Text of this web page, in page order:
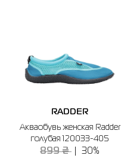
RADDER
Акваобувь женская Radder
голубая 120033-405
899 ₴ 30%